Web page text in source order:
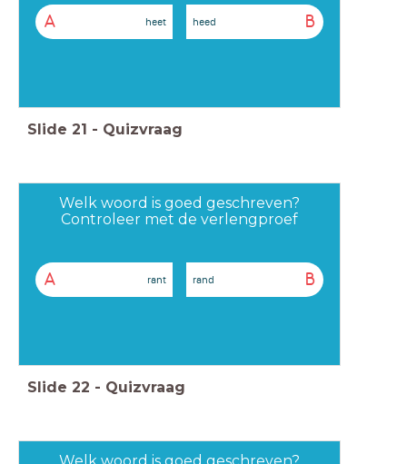
A heet B
heed
Slide 21 - Quizvraag
Welk woord is goed geschreven?
Controleer met de verlengproef
A rant B
rand
Slide 22 - Quizvraag